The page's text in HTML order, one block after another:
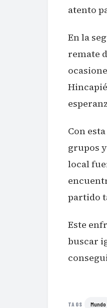
atento
En la
remate
Con
grupos
local
partido
Este
buscar
TAGS Mundo